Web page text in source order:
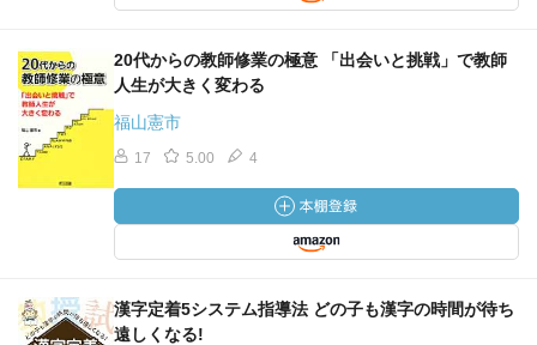
20代からの教師修業の極意 「出会いと挑戦」で教師
人生が大きく変わる
福山憲市
17 5.00 4
漢字定着5システム指導法 どの子も漢字の時間が待ち
遠しくなる!